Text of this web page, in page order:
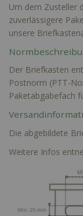
Um dem Zusteller
zuverlässigere
unsere
Der Briefkasten
Postnorm (PTT-
Paketabgabefach
Die abgebildete
Weitere Infos